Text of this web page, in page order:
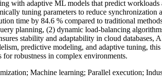
with adaptive ML models that predict
tuning parameters to reduce
time by 84.6 % compared to traditional
planning, (2) dynamic load-balancing
stability and adaptability in cloud databases,
predictive modeling, and adaptive tuning,
robustness in complex environments.
Machine learning; Parallel execution;